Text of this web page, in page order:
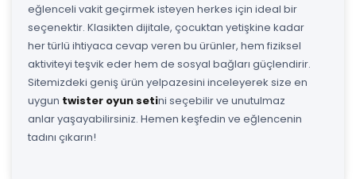
eğlenceli vakit geçirmek isteyen herkes için ideal bir
seçenektir. Klasikten dijitale, çocuktan yetişkine kadar
her türlü ihtiyaca cevap veren bu ürünler, hem fiziksel
aktiviteyi teşvik eder hem de sosyal bağları güçlendirir.
Sitemizdeki geniş ürün yelpazesini inceleyerek size en
uygun twister oyun setini seçebilir ve unutulmaz
anlar yaşayabilirsiniz. Hemen keşfedin ve eğlencenin
tadını çıkarın!